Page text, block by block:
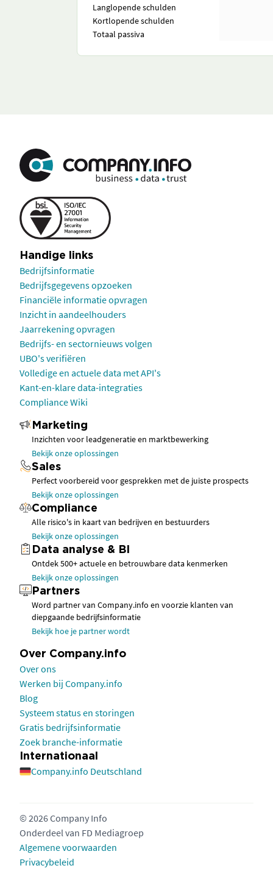
Langlopende schulden
Kortlopende schulden
Totaal passiva
Handige links
Bedrijfsinformatie
Bedrijfsgegevens opzoeken
Financiële informatie opvragen
Inzicht in aandeelhouders
Jaarrekening opvragen
Bedrijfs- en sectornieuws volgen
UBO's verifiëren
Volledige en actuele data met API's
Kant-en-klare data-integraties
Compliance Wiki
Marketing
Inzichten voor leadgeneratie en marktbewerking
Bekijk onze oplossingen
Sales
Perfect voorbereid voor gesprekken met de juiste prospects
Bekijk onze oplossingen
Compliance
Alle risico's in kaart van bedrijven en bestuurders
Bekijk onze oplossingen
Data analyse & BI
Ontdek 500+ actuele en betrouwbare data kenmerken
Bekijk onze oplossingen
Partners
Word partner van Company.info en voorzie klanten van
diepgaande bedrijfsinformatie
Bekijk hoe je partner wordt
Over Company.info
Over ons
Werken bij Company.info
Blog
Systeem status en storingen
Gratis bedrijfsinformatie
Zoek branche-informatie
Internationaal
Company.info Deutschland
© 2026 Company Info
Onderdeel van FD Mediagroep
Algemene voorwaarden
Privacybeleid